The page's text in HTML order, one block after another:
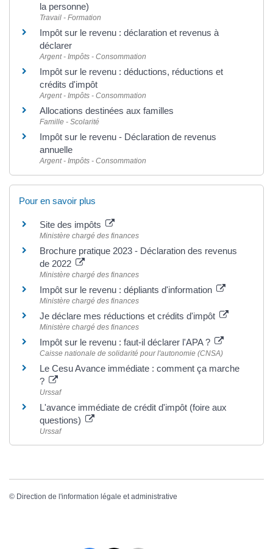
la personne)
Travail - Formation
Impôt sur le revenu : déclaration et revenus à
déclarer
Argent - Impôts - Consommation
Impôt sur le revenu : déductions, réductions et
crédits d'impôt
Argent - Impôts - Consommation
Allocations destinées aux familles
Famille - Scolarité
Impôt sur le revenu - Déclaration de revenus
annuelle
Argent - Impôts - Consommation
Pour en savoir plus
Site des impôts
Ministère chargé des finances
Brochure pratique 2023 - Déclaration des revenus
de 2022
Ministère chargé des finances
Impôt sur le revenu : dépliants d'information
Ministère chargé des finances
Je déclare mes réductions et crédits d'impôt
Ministère chargé des finances
Impôt sur le revenu : faut-il déclarer l'APA ?
Caisse nationale de solidarité pour l'autonomie (CNSA)
Le Cesu Avance immédiate : comment ça marche
?
Urssaf
L'avance immédiate de crédit d'impôt (foire aux
questions)
Urssaf
© Direction de l'information légale et administrative